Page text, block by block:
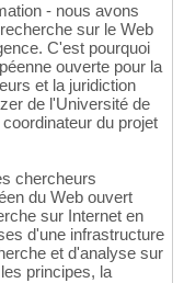
- nous avons
sur le Web
C'est pourquoi
ouverte pour la
et la juridiction
de l'Université de
du projet
chercheurs
du Web ouvert
sur Internet en
d'une infrastructure
et d'analyse sur
principes, la